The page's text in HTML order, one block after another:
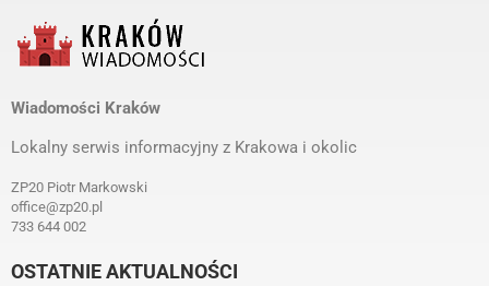
Wiadomości Kraków
Lokalny serwis informacyjny z Krakowa i okolic
ZP20 Piotr Markowski
office@zp20.pl
733 644 002
OSTATNIE AKTUALNOŚCI